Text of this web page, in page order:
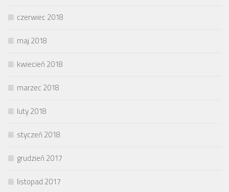
czerwiec 2018
maj 2018
kwiecień 2018
marzec 2018
luty 2018
styczeń 2018
grudzień 2017
listopad 2017